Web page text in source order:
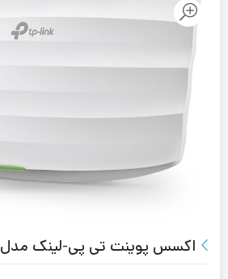
اکسس پوینت تی پی-لینک مدل TP Link EAP115